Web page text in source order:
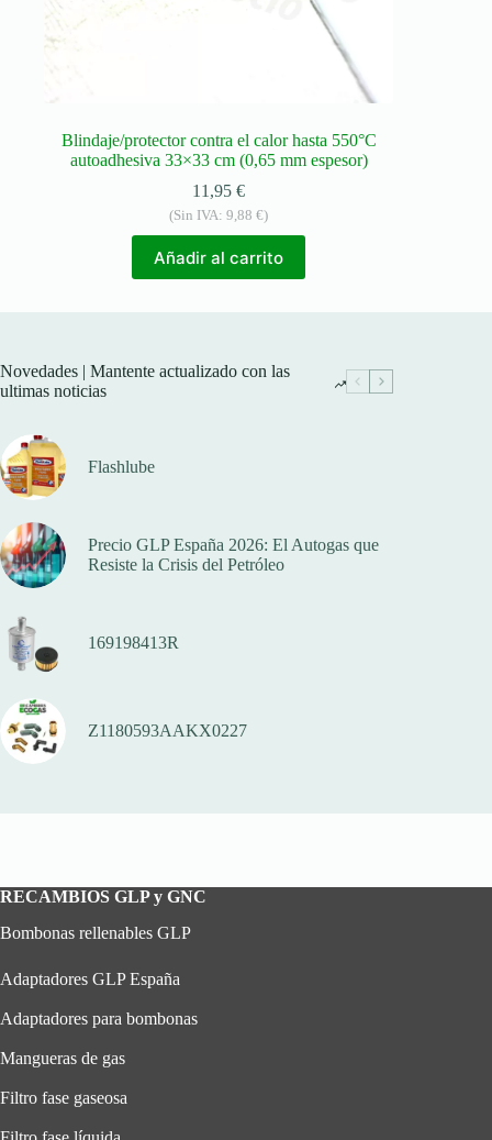
Blindaje/protector contra el calor hasta 550°C
autoadhesiva 33×33 cm (0,65 mm espesor)
11,95€
(Sin IVA:9,88€)
Añadir al carrito
Novedades | Mantente actualizado con las
ultimas noticias
Flashlube
Precio GLP España 2026: El Autogas que
Resiste la Crisis del Petróleo
169198413R
Z1180593AAKX0227
RECAMBIOS GLP y GNC
Bombonas rellenables GLP
Adaptadores GLP España
Adaptadores para bombonas
Mangueras de gas
Filtro fase gaseosa